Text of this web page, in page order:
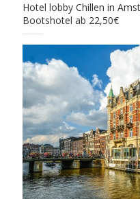
Hotel lobby Chillen in
Bootshotel ab 22,50€